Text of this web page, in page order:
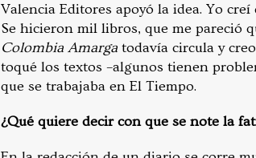
Valencia Editores apoyó la idea. Yo
Se hicieron mil libros, que me pareció
Colombia Amarga todavía circula y
toqué los textos –algunos tienen
que se trabajaba en El Tiempo.
¿Qué quiere decir con que se note la